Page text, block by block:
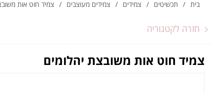
בית / תכשיטים / צמידים / צמידים מעוצבים / צמיד חוט אות
חזרה לקטגוריה
צמיד חוט אות משובצת יהלומים